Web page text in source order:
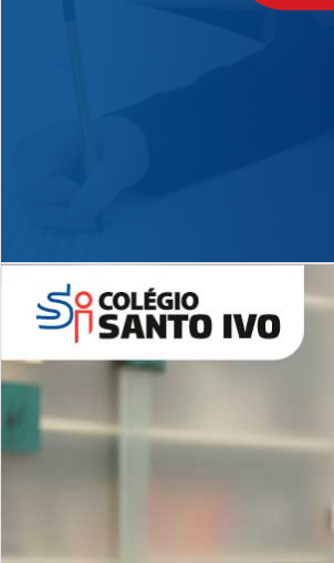
Novidades 2026 High School
EDUCAÇÃO
Inglês todos os